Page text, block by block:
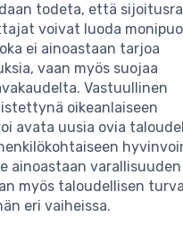
todeta, että
voivat luoda
ei ainoastaan tarjoa
vaan myös suojaa
Vastuullinen
oikeanlaiseen
avata uusia ovia
ainoastaan varallisuuden
myös taloudellisen
eri vaiheissa.